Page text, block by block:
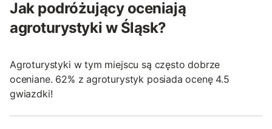
Jak podróżujący oceniają
agroturystyki w Śląsk?
Agroturystyki w tym miejscu są często dobrze
oceniane. 62% z agroturystyk posiada ocenę 4.5
gwiazdki!